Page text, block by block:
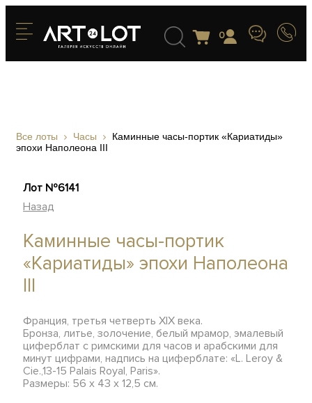
0
Все лоты Часы
Каминные часы-портик «Кариатиды»
эпохи Наполеона III
Лот №6141
Назад
Каминные часы-портик
«Кариатиды» эпохи Наполеона
III
Франция, третья четверть XIX века.
Бронза, литье, золочение, белый мрамор, эмалевый
циферблат с римскими для часов и арабскими для
минут цифрами, надпись на циферблате: «L. Leroy &
Cie.,13-15 Palais Royal, Paris».
Размеры: 56 x 43 x 12,5 см.